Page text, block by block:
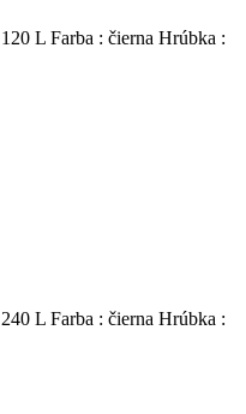
L Farba : čierna Hrúbka :
L Farba : čierna Hrúbka :